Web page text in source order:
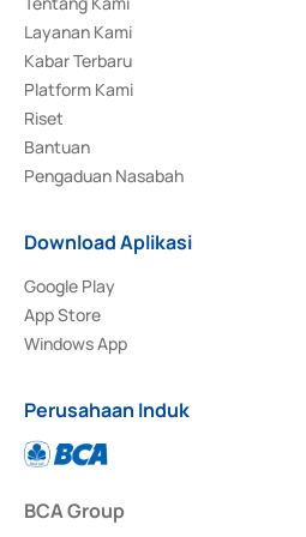
Layanan Kami
Kabar Terbaru
Platform Kami
Riset
Bantuan
Pengaduan Nasabah
Download Aplikasi
Google Play
App Store
Windows App
Perusahaan Induk
BCA Group